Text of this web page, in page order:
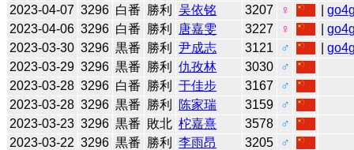
2023-04-07 3296 白番 勝利 吴依铭 3207 ♀ |
2023-04-06 3296 白番 勝利 唐嘉雯 3227 ♀ |
2023-03-30 3296 黒番 勝利 尹成志 3121 ♂ |
2023-03-29 3296 黒番 勝利 仇孜林 3030
♂
2023-03-28 3296 白番 勝利 于佳步 3167
♂
2023-03-28 3296 黒番 勝利 陈家瑞 3159
♂
2023-03-23 3296 黒番 敗北 柁嘉熹 3578
♂
2023-03-22 3296 黒番 勝利 李雨昂 3205
♂